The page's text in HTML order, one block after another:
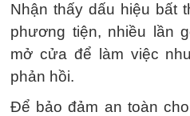
Nhận thấy dấu hiệu bất
phương tiện, nhiều lần
mở cửa để làm việc
phản hồi.
Để bảo đảm an toàn